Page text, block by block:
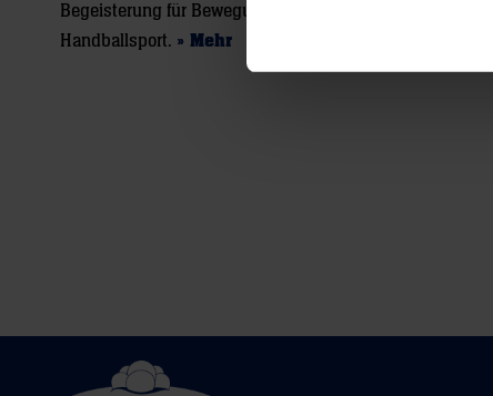
Begeisterung für Bewegung und den
Handballsport. » Mehr